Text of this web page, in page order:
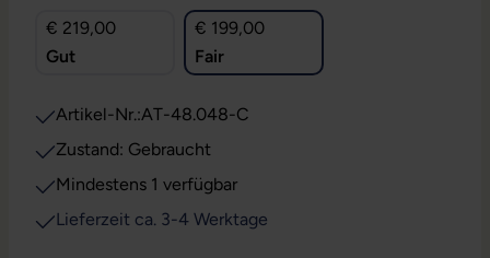
€ 219,00
Gut
€ 199,00
Fair
Artikel-Nr.:AT-48.048-C
Zustand: Gebraucht
Mindestens 1 verfügbar
Lieferzeit ca. 3-4 Werktage